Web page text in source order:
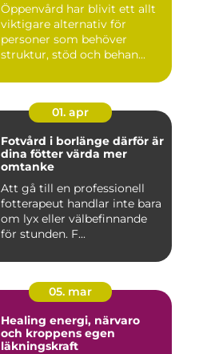
Öppenvård har blivit ett allt
viktigare alternativ för
personer som behöver
struktur, stöd och behan...
01. apr
Fotvård i borlänge därför är
dina fötter värda mer
omtanke
Att gå till en professionell
fotterapeut handlar inte bara
om lyx eller välbefinnande
för stunden. F...
05. mar
Healing energi, närvaro
och kroppens egen
läkningskraft